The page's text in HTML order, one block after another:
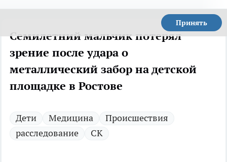
Принять
Семилетний мальчик потерял
зрение после удара о
металлический забор на детской
площадке в Ростове
Дети Медицина
Происшествия
расследование
СК